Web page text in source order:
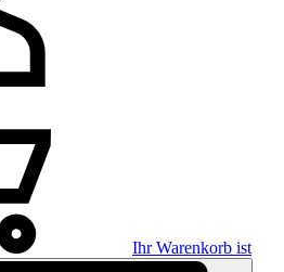
Ihr Warenkorb ist